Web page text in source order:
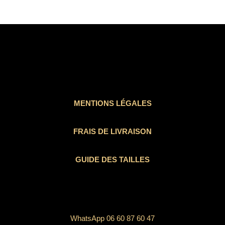
MENTIONS LÉGALES
FRAIS DE LIVRAISON
GUIDE DES TAILLES
WhatsApp 06 60 87 60 47